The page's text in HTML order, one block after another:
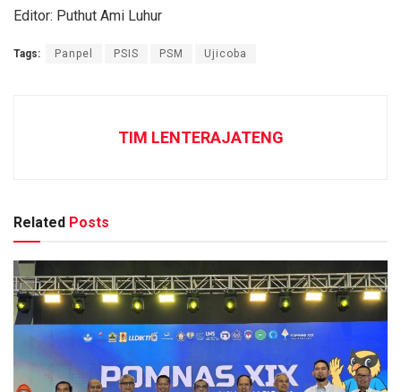
Editor: Puthut Ami Luhur
Tags: Panpel PSIS PSM Ujicoba
TIM LENTERAJATENG
Related Posts